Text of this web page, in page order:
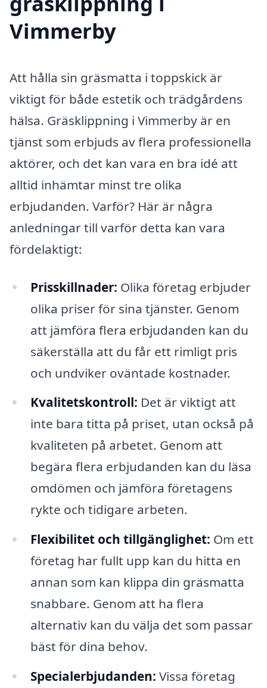
Vimmerby
Att hålla sin gräsmatta i toppskick är
viktigt för både estetik och trädgårdens
hälsa. Gräsklippning i Vimmerby är en
tjänst som erbjuds av flera professionella
aktörer, och det kan vara en bra idé att
alltid inhämtar minst tre olika
erbjudanden. Varför? Här är några
anledningar till varför detta kan vara
fördelaktigt:
Prisskillnader: Olika företag erbjuder
olika priser för sina tjänster. Genom
att jämföra flera erbjudanden kan du
säkerställa att du får ett rimligt pris
och undviker oväntade kostnader.
Kvalitetskontroll: Det är viktigt att
inte bara titta på priset, utan också på
kvaliteten på arbetet. Genom att
begära flera erbjudanden kan du läsa
omdömen och jämföra företagens
rykte och tidigare arbeten.
Flexibilitet och tillgänglighet: Om ett
företag har fullt upp kan du hitta en
annan som kan klippa din gräsmatta
snabbare. Genom att ha flera
alternativ kan du välja det som passar
bäst för dina behov.
Specialerbjudanden: Vissa företag